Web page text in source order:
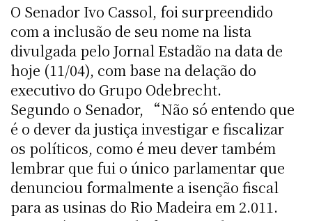
O Senador Ivo Cassol, foi surpreendido
com a inclusão de seu nome na lista
divulgada pelo Jornal Estadão na data de
hoje (11/04), com base na delação do
executivo do Grupo Odebrecht.
Segundo o Senador, “Não só entendo que
é o dever da justiça investigar e fiscalizar
os políticos, como é meu dever também
lembrar que fui o único parlamentar que
denunciou formalmente a isenção fiscal
para as usinas do Rio Madeira em 2.011.